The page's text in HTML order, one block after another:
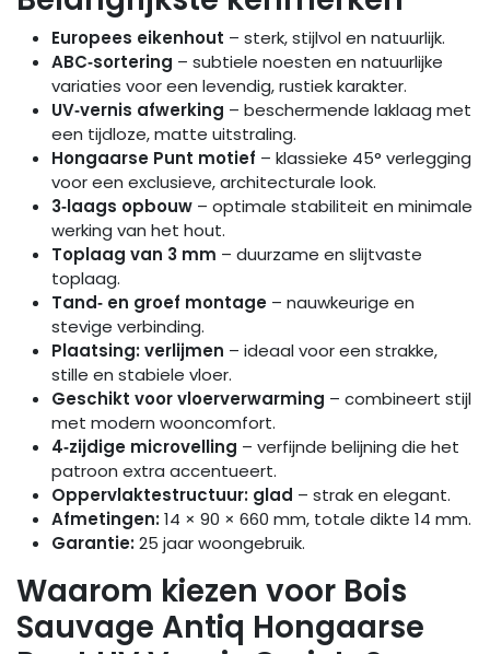
Europees eikenhout – sterk, stijlvol en natuurlijk.
ABC‑sortering – subtiele noesten en natuurlijke
variaties voor een levendig, rustiek karakter.
UV‑vernis afwerking – beschermende laklaag met
een tijdloze, matte uitstraling.
Hongaarse Punt motief – klassieke 45° verlegging
voor een exclusieve, architecturale look.
3‑laags opbouw – optimale stabiliteit en minimale
werking van het hout.
Toplaag van 3 mm – duurzame en slijtvaste
toplaag.
Tand‑ en groef montage – nauwkeurige en
stevige verbinding.
Plaatsing: verlijmen – ideaal voor een strakke,
stille en stabiele vloer.
Geschikt voor vloerverwarming – combineert stijl
met modern wooncomfort.
4‑zijdige microvelling – verfijnde belijning die het
patroon extra accentueert.
Oppervlaktestructuur: glad – strak en elegant.
Afmetingen:14 × 90 × 660 mm, totale dikte 14 mm.
Garantie:25 jaar woongebruik.
Waarom kiezen voor Bois
Sauvage Antiq Hongaarse